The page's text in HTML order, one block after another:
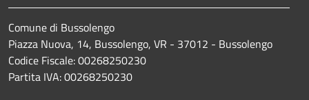
Comune di Bussolengo
Piazza Nuova, 14, Bussolengo, VR - 37012 - Bussolengo
Codice Fiscale: 00268250230
Partita IVA: 00268250230